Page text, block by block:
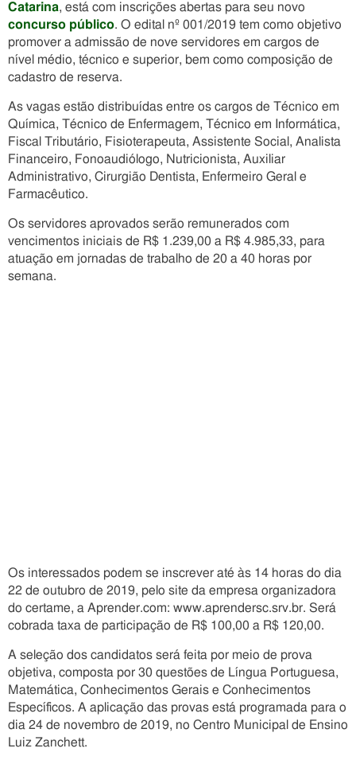
Catarina, está com inscrições abertas para seu novo
concurso público. O edital nº 001/2019 tem como objetivo
promover a admissão de nove servidores em cargos de
nível médio, técnico e superior, bem como composição de
cadastro de reserva.
As vagas estão distribuídas entre os cargos de Técnico em
Química, Técnico de Enfermagem, Técnico em Informática,
Fiscal Tributário, Fisioterapeuta, Assistente Social, Analista
Financeiro, Fonoaudiólogo, Nutricionista, Auxiliar
Administrativo, Cirurgião Dentista, Enfermeiro Geral e
Farmacêutico.
Os servidores aprovados serão remunerados com
vencimentos iniciais de R$ 1.239,00 a R$ 4.985,33, para
atuação em jornadas de trabalho de 20 a 40 horas por
semana.
Os interessados podem se inscrever até às 14 horas do dia
22 de outubro de 2019, pelo site da empresa organizadora
do certame, a Aprender.com: www.aprendersc.srv.br. Será
cobrada taxa de participação de R$ 100,00 a R$ 120,00.
A seleção dos candidatos será feita por meio de prova
objetiva, composta por 30 questões de Língua Portuguesa,
Matemática, Conhecimentos Gerais e Conhecimentos
Específicos. A aplicação das provas está programada para o
dia 24 de novembro de 2019, no Centro Municipal de Ensino
Luiz Zanchett.